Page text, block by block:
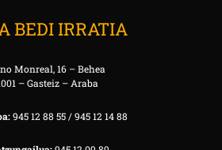
BEDI IRRATIA
Monreal, 16 – Behea
– Gasteiz – Araba
945 12 88 55 / 945 12 14 88